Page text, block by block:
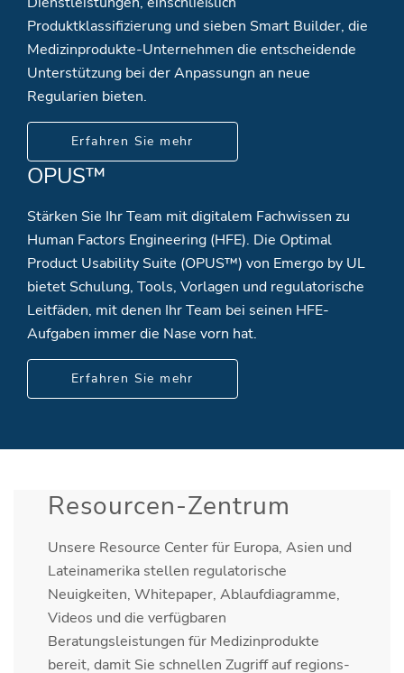
Produktklassifizierung und sieben Smart Builder, die
Medizinprodukte-Unternehmen die entscheidende
Unterstützung bei der Anpassungn an neue
Regularien bieten.
Erfahren Sie mehr
OPUS™
Stärken Sie Ihr Team mit digitalem Fachwissen zu
Human Factors Engineering (HFE). Die Optimal
Product Usability Suite (OPUS™) von Emergo by UL
bietet Schulung, Tools, Vorlagen und regulatorische
Leitfäden, mit denen Ihr Team bei seinen HFE-
Aufgaben immer die Nase vorn hat.
Erfahren Sie mehr
Resourcen-Zentrum
Unsere Resource Center für Europa, Asien und
Lateinamerika stellen regulatorische
Neuigkeiten, Whitepaper, Ablaufdiagramme,
Videos und die verfügbaren
Beratungsleistungen für Medizinprodukte
bereit, damit Sie schnellen Zugriff auf regions-